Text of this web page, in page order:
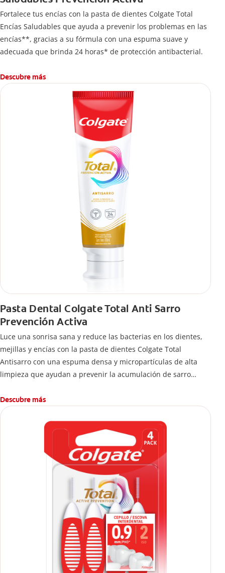
Fortalece tus encías con la pasta de dientes Colgate Total
Encías Saludables que ayuda a prevenir los problemas en las
encías**, gracias a su fórmula con una espuma suave y
adecuada que brinda 24 horas* de protección antibacterial.
Descubre más
Pasta Dental Colgate Total Anti Sarro
Prevención Activa
Luce una sonrisa sana y reduce las bacterias en los dientes,
mejillas y encías con la pasta de dientes Colgate Total
Antisarro con una espuma densa y micropartículas de alta
limpieza que ayudan a prevenir la acumulación de sarro
Descubre más